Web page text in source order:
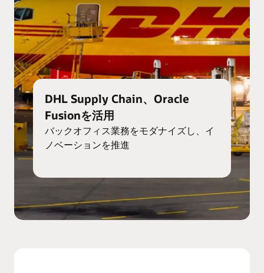
DHL Supply Chain、Oracle
Fusionを活用
バックオフィス業務をモダナイズし、イ
ノベーションを推進